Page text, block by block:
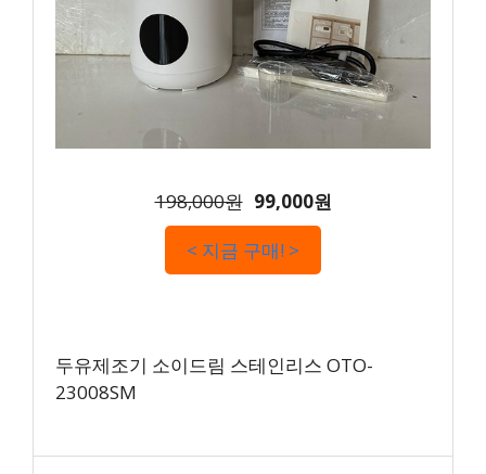
198,000원 99,000원
< 지금 구매! >
두유제조기 소이드림 스테인리스 OTO-
23008SM